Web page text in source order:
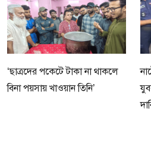
‘ছাত্রদের পকেটে টাকা না থাকলে
বিনা পয়সায় খাওয়ান তিনি’